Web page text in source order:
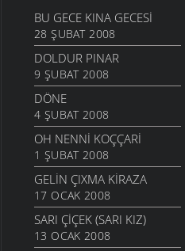
BU GECE KINA GECESI
28 ŞUBAT 2008
DOLDUR PINAR
9 ŞUBAT 2008
DÖNE
4 ŞUBAT 2008
OH NENNI KOÇÇARI
1 ŞUBAT 2008
GELIN ÇIXMA KIRAZA
17 OCAK 2008
SARI ÇIÇEK (SARI KIZ)
13 OCAK 2008